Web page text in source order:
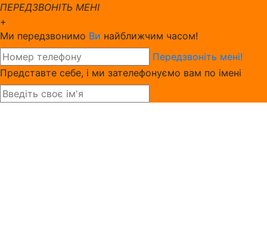
ПЕРЕДЗВОНІТЬ МЕНІ
+
Ми передзвонимо Ви найближчим часом!
Передзвоніть мені!
Представте себе, і ми зателефонуємо вам по імені